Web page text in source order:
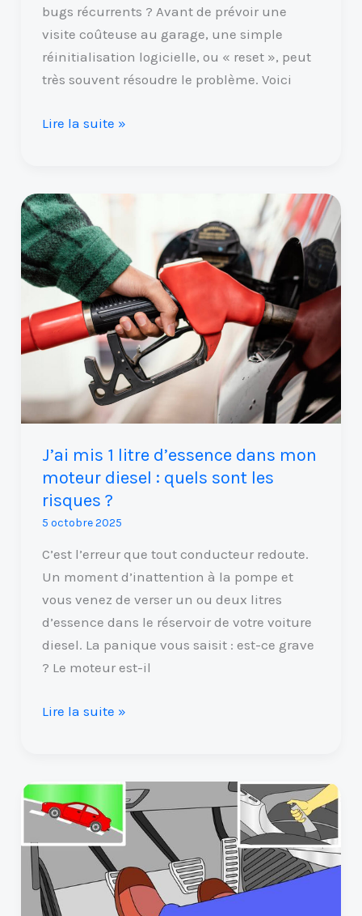
bugs récurrents ? Avant de prévoir une
visite coûteuse au garage, une simple
réinitialisation logicielle, ou « reset », peut
très souvent résoudre le problème. Voici
Lire la suite »
J’ai mis 1 litre d’essence dans mon
moteur diesel : quels sont les
risques ?
5 octobre 2025
C’est l’erreur que tout conducteur redoute.
Un moment d’inattention à la pompe et
vous venez de verser un ou deux litres
d’essence dans le réservoir de votre voiture
diesel. La panique vous saisit : est-ce grave
? Le moteur est-il
J’ai
mis
1
litre
d’essence
dans
mon
moteur
sont
les
risques
?
Lire la suite »
voiture
automatique
recule
dans
une